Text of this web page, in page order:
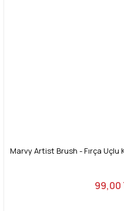
Marvy Artist Brush - Fırça Uçlu
99,00